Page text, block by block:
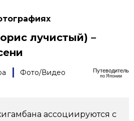
лучистый) –
Путеводитель
по Японии
Фото/Видео
ассоциируются с